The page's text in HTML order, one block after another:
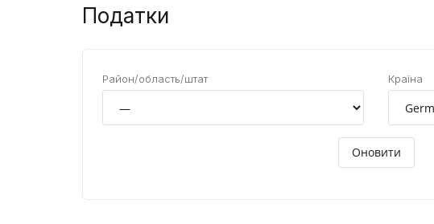
Податки
Район/область/штат Країна
Оновити